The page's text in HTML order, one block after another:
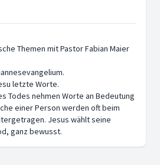
Themen mit Pastor Fabian Maier
letzte Worte.
Todes nehmen Worte an Bedeutung
einer Person werden oft beim
Jesus wählt seine
ganz bewusst.